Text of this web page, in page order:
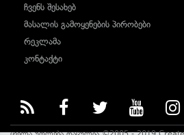
ჩვენს შესახებ
მასალის გამოყენების პირობები
რეკლამა
კონტაქტი